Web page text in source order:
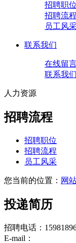
招聘职位
招聘流程
员工风
联系我们
在线留
联系我们
人力资源
招聘流程
招聘职位
招聘流程
员工风采
您当前的位置： 网
投递简历
招聘电话：
E-mail：